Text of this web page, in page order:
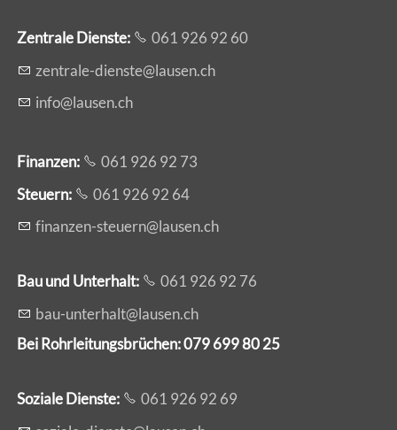
Zentrale Dienste:
061 926 92 60
z ntr l -d nst l s nch
nf
l s nch
Finanzen:
061 926 92 73
Steuern:
061 926 92 64
f n nz n-st rn l s nch
Bau und Unterhalt:
061 926 92 76
b
- nt rh lt l s nch
Bei Rohrleitungsbrüchen: 079 699 80 25
Soziale Dienste:
061 926 92 69